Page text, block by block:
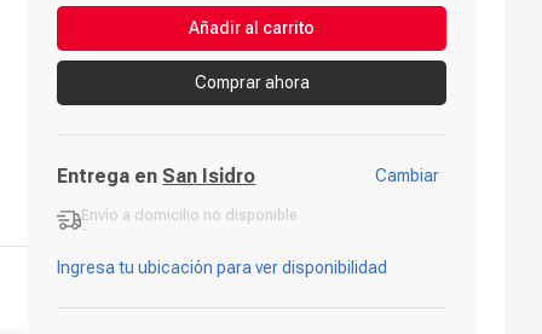
Añadir al carrito
Comprar ahora
Entrega en San Isidro Cambiar
Envío a domicilio no disponible
-
Ingresa tu ubicación para ver disponibilidad